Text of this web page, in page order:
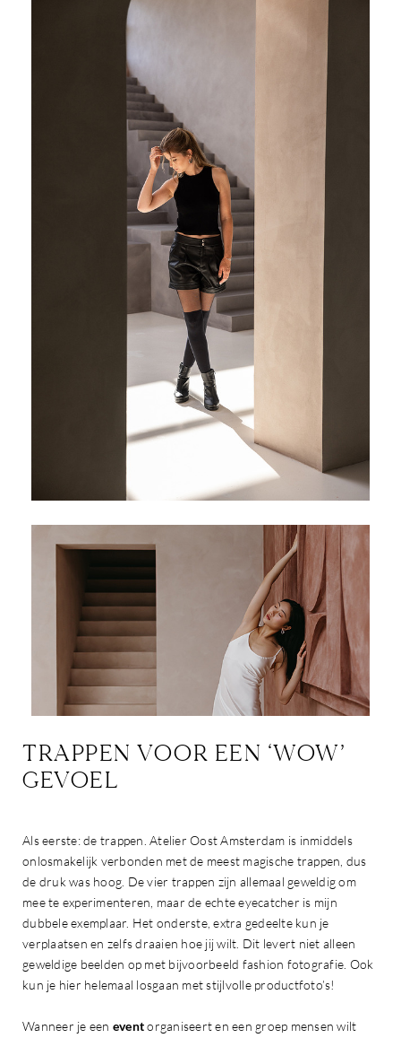
TRAPPEN VOOR EEN ‘WOW’
GEVOEL
Als eerste: de trappen. Atelier Oost Amsterdam is inmiddels
onlosmakelijk verbonden met de meest magische trappen, dus
de druk was hoog. De vier trappen zijn allemaal geweldig om
mee te experimenteren, maar de echte eyecatcher is mijn
dubbele exemplaar. Het onderste, extra gedeelte kun je
verplaatsen en zelfs draaien hoe jij wilt. Dit levert niet alleen
geweldige beelden op met bijvoorbeeld fashion fotografie. Ook
kun je hier helemaal losgaan met stijlvolle productfoto’s!
Wanneer je een eventorganiseert en een groep mensen wilt